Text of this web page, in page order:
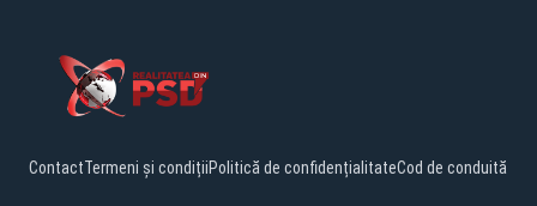
ContactTermeni și condițiiPolitică de confidențialitateCod de conduită